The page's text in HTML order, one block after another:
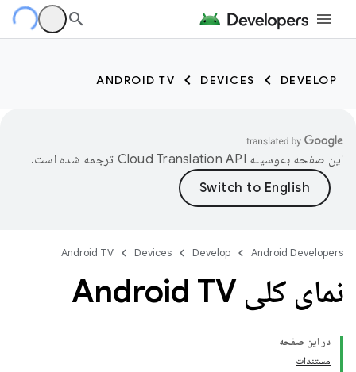
DEVELOP
DEVICES
ANDROID TV
این صفحه به‌وسیله ترجمه شده است.
Android Developers
Develop
Devices
Android TV
نمای کلی Android TV
در این صفحه
مستندات